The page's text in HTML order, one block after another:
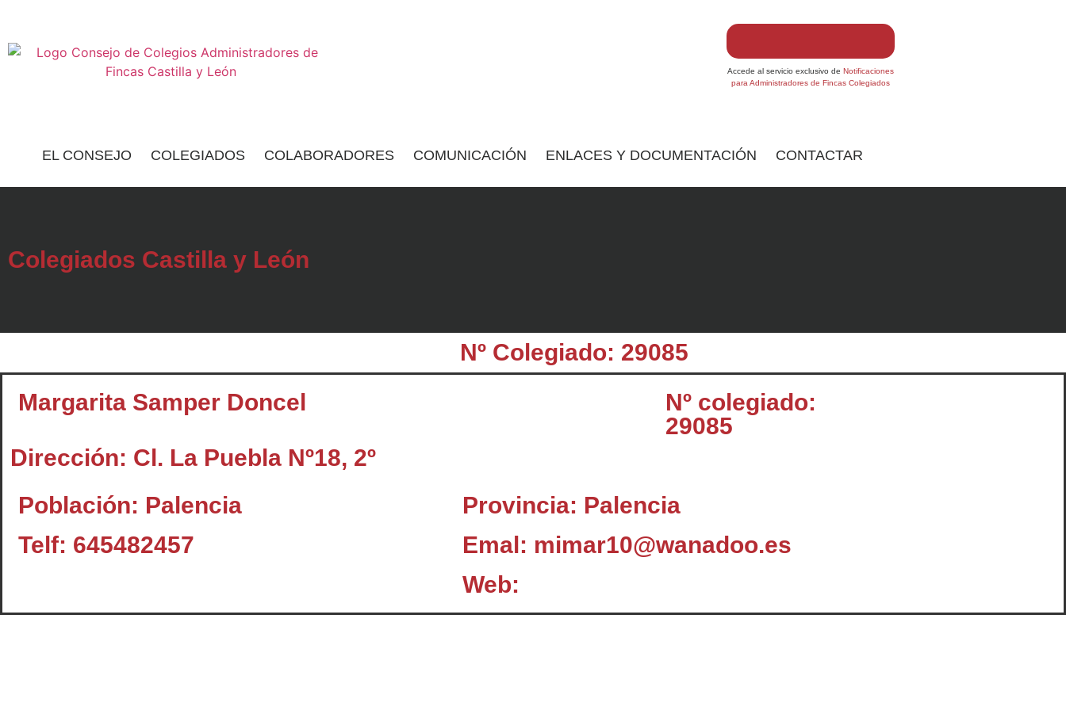
Accede al servicio exclusivo deNotificaciones
para Administradores de Fincas Colegiados
EL CONSEJO COLEGIADOS COLABORADORES COMUNICACIÓN ENLACES Y DOCUMENTACIÓN CONTACTAR
Colegiados Castilla y León
Nº Colegiado: 29085
Margarita Samper Doncel
Nº colegiado:
29085
Dirección: Cl. La Puebla Nº18, 2º
Población: Palencia
Provincia: Palencia
Telf: 645482457
Emal: mimar10@wanadoo.es
Web: